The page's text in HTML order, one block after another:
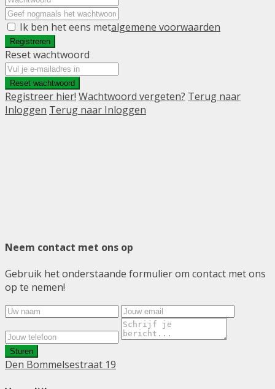
Ik ben het eens metalgemene voorwaarden
Registreren
Reset wachtwoord
Reset wachtwoord
Registreer hier! Wachtwoord vergeten? Terug naar
Inloggen Terug naar Inloggen
Neem contact met ons op
Gebruik het onderstaande formulier om contact met ons
op te nemen!
Sturen
Den Bommelsestraat 19